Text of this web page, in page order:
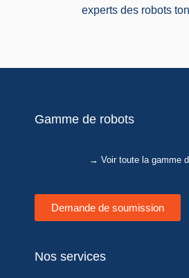
experts des robots
Gamme de robots
→ Voir toute la gamme
Demande de soumission
Nos services